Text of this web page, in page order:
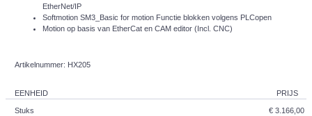
EtherNet/IP
Softmotion SM3_Basic for motion Functie blokken volgens PLCopen
Motion op basis van EtherCat en CAM editor (Incl. CNC)
Artikelnummer: HX205
EENHEID PRIJS
Stuks € 3.166,00